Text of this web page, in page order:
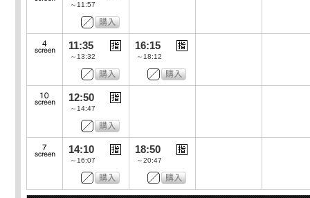
～11:57
11:35
～13:32
16:15
～18:12
12:50
～14:47
14:10
～16:07
18:50
～20:47